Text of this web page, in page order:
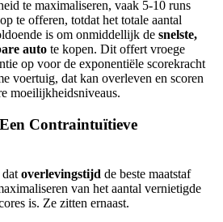
te maximaliseren, vaak 5-10 runs
te offeren, totdat het totale aantal
is om onmiddellijk de snelste,
auto te kopen. Dit offert vroege
op voor de exponentiële scorekracht
voertuig, dat kan overleven en scoren
moeilijkheidsniveaus.
Contraintuïtieve
dat overlevingstijd de beste maatstaf
van het aantal vernietigde
is. Ze zitten ernaast.